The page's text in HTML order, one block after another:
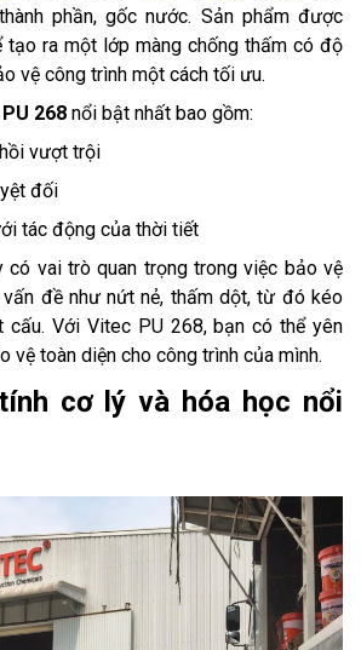
phần, gốc nước. Sản phẩm được
ra một lớp màng chống thấm có độ
vệ công trình một cách tối ưu.
268 nổi bật nhất bao gồm:
vượt trội
đối
tác động của thời tiết
có vai trò quan trọng trong việc bảo vệ
đề như nứt nẻ, thấm dột, từ đó kéo
cấu. Với Vitec PU 268, bạn có thể yên
vệ toàn diện cho công trình của mình.
cơ lý và hóa học nổi